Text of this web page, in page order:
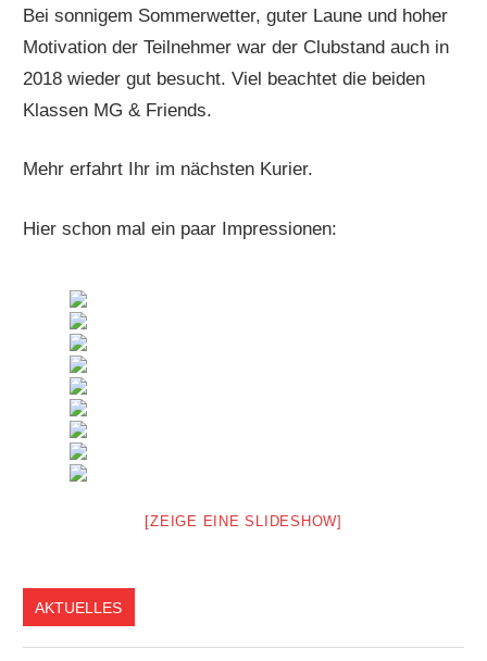
Bei sonnigem Sommerwetter, guter Laune und hoher
Motivation der Teilnehmer war der Clubstand auch in
2018 wieder gut besucht. Viel beachtet die beiden
Klassen MG & Friends.
Mehr erfahrt Ihr im nächsten Kurier.
Hier schon mal ein paar Impressionen:
[ZEIGE EINE SLIDESHOW]
AKTUELLES